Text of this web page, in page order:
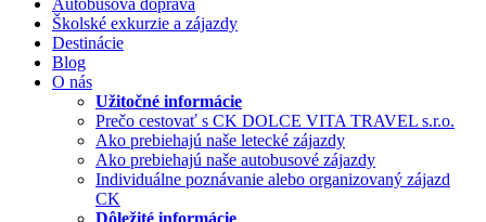
Autobusová doprava
Školské exkurzie a zájazdy
Destinácie
Blog
O nás
Užitočné informácie
Prečo cestovať s CK DOLCE VITA TRAVEL s.r.o.
Ako prebiehajú naše letecké zájazdy
Ako prebiehajú naše autobusové zájazdy
Individuálne poznávanie alebo organizovaný zájazd
CK
Dôležité informácie